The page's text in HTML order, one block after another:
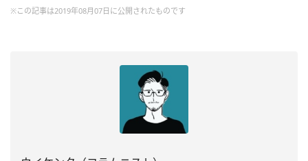
※この記事は2019年08月07日に公開されたものです